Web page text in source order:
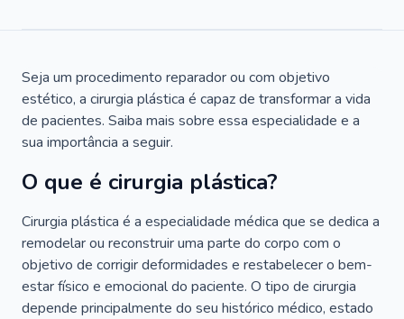
Seja um procedimento reparador ou com objetivo
estético, a cirurgia plástica é capaz de transformar a vida
de pacientes. Saiba mais sobre essa especialidade e a
sua importância a seguir.
O que é cirurgia plástica?
Cirurgia plástica é a especialidade médica que se dedica a
remodelar ou reconstruir uma parte do corpo com o
objetivo de corrigir deformidades e restabelecer o bem-
estar físico e emocional do paciente. O tipo de cirurgia
depende principalmente do seu histórico médico, estado